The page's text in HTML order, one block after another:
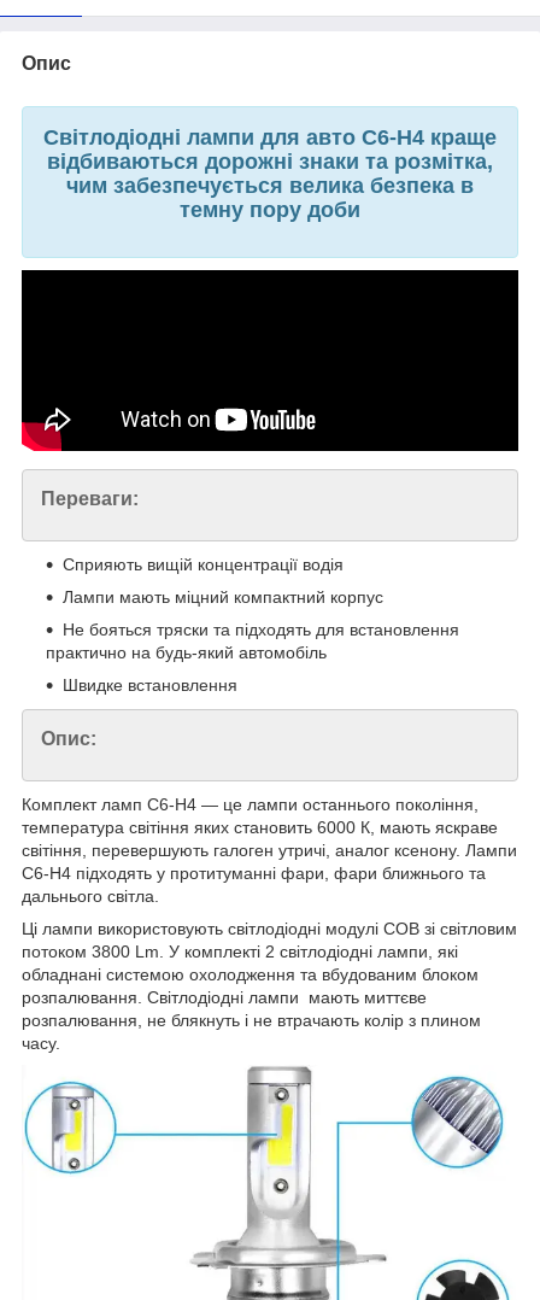
Опис
Світлодіодні лампи для авто C6-H4 краще
відбиваються дорожні знаки та розмітка,
чим забезпечується велика безпека в
темну пору доби
Переваги:
Сприяють вищій концентрації водія
Лампи мають міцний компактний корпус
Не бояться тряски та підходять для встановлення
практично на будь-який автомобіль
Швидке встановлення
Опис:
Комплект ламп C6-H4 — це лампи останнього покоління,
температура світіння яких становить 6000 К, мають яскраве
світіння, перевершують галоген утричі, аналог ксенону. Лампи
C6-H4 підходять у протитуманні фари, фари ближнього та
дальнього світла.
Ці лампи використовують світлодіодні модулі COB зі світловим
потоком 3800 Lm. У комплекті 2 світлодіодні лампи, які
обладнані системою охолодження та вбудованим блоком
розпалювання. Світлодіодні лампи мають миттєве
розпалювання, не блякнуть і не втрачають колір з плином
часу.